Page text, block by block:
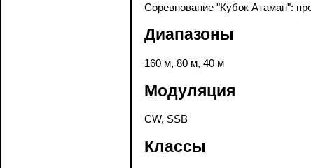
Соревнование "Кубок Атаман":
Диапазоны
160 м, 80 м, 40 м
Модуляция
CW, SSB
Классы